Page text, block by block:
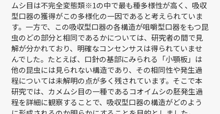
ムシ目は不完全変態類※1の中で最も種多様性が高く、吸収
型口器の獲得がこの多様化の一因であると考えられていま
す。一方で、この吸収型口器の各構造が咀嚼型口器をもつ昆
虫のどの部分と相同であるかについては、研究者の間で見
解が分かれており、明確なコンセンサスは得られていませ
んでした。たとえば、口針の基部にみられる「小顎板」は
他の昆虫には見られない構造であり、その相同性や発生過
程については未解明の点が多く残されています。そこで本
研究では、カメムシ目の一種であるコオイムシの胚発生過
程を詳細に観察することで、吸収型口器の構造がどのよう